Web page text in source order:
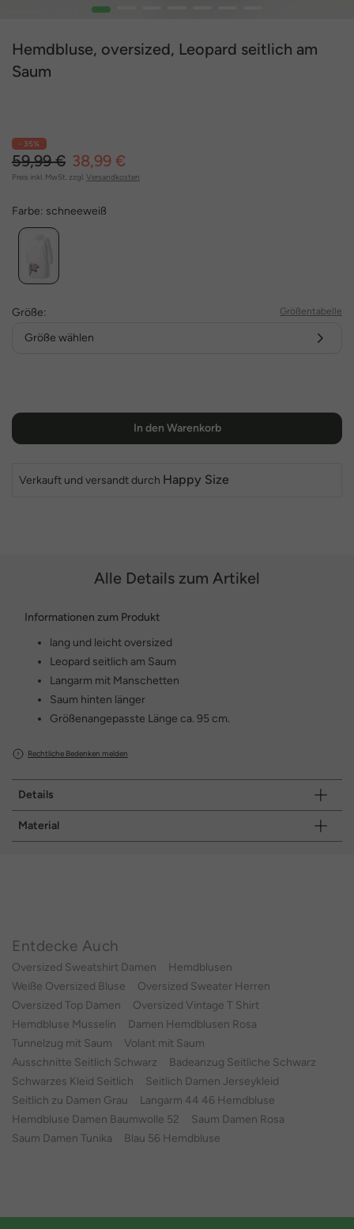
1
Hemdbluse, oversized, Leopard seitlich am
Saum
- 35%
59,99 € 38,99 €
Preis inkl. MwSt. zzgl. Versandkosten
Farbe: schneeweiß
Größe: Größentabelle
Größe wählen
In den Warenkorb
Verkauft und versandt durch Happy Size
Alle Details zum Artikel
Informationen zum Produkt
lang und leicht oversized
Leopard seitlich am Saum
Langarm mit Manschetten
Saum hinten länger
Größenangepasste Länge ca. 95 cm.
Rechtliche Bedenken melden
Details
Material
Entdecke Auch
Oversized Sweatshirt Damen
Hemdblusen
Weiße Oversized Bluse
Oversized Sweater Herren
Oversized Top Damen
Oversized Vintage T Shirt
Hemdbluse Musselin
Damen Hemdblusen Rosa
Tunnelzug mit Saum
Volant mit Saum
Ausschnitte Seitlich Schwarz
Badeanzug Seitliche Schwarz
Schwarzes Kleid Seitlich
Seitlich Damen Jerseykleid
Seitlich zu Damen Grau
Langarm 44 46 Hemdbluse
Hemdbluse Damen Baumwolle 52
Saum Damen Rosa
Saum Damen Tunika
Blau 56 Hemdbluse